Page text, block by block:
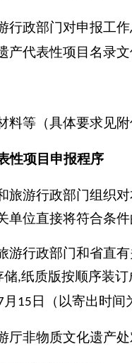
行政部门对申报工
产代表性项目名录
料等（具体要求见
性项目 申报程序
旅游行政部门组织
单位直接将符合条
游行政部门和省直
储,纸质版按顺序装
月 15 日（以寄出时间
厅非物质文化遗产